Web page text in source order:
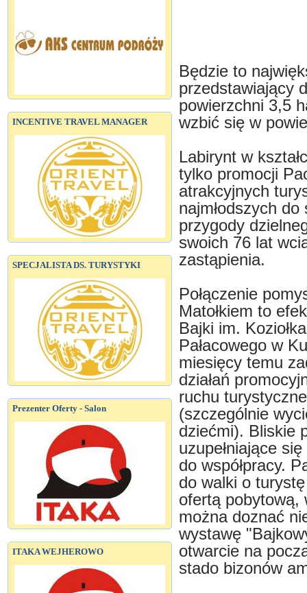
INCENTIVE TRAVEL MANAGER
SPECJALISTA DS. TURYSTYKI
Prezenter Oferty - Salon
ITAKA WEJHEROWO
Będzie to
przedstawiający
powierzchni 3,5
wzbić się w
Labirynt w
tylko promocji
atrakcyjnych
najmłodszych
przygody
swoich 76 lat
zastąpienia.
Połączenie
Matołkiem to
Bajki im.
Pałacowego w
miesięcy temu
działań
ruchu
(szczególnie
dziećmi). Bliskie
uzupełniające
do współpracy.
do walki o
ofertą pobytową,
można doznać
wystawę
otwarcie na
stado bizonów